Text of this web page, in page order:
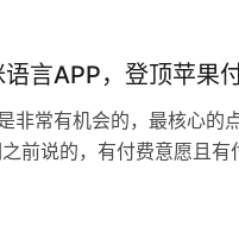
言APP，登顶苹果
非常有机会的，最核心的
前说的，有付费意愿且有
有个编篮子的博主就是这